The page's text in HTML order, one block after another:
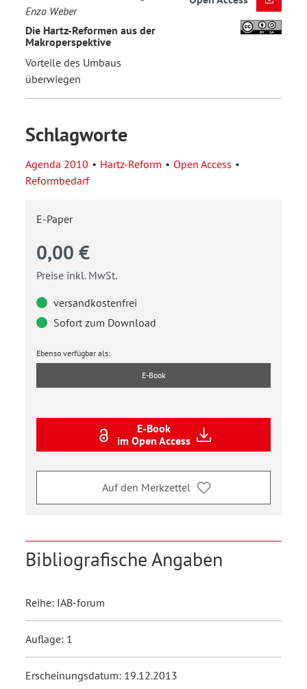
Enzo Weber
Die Hartz-Reformen aus der
Makroperspektive
Vorteile des Umbaus
überwiegen
Schlagworte
Agenda 2010 Hartz-Reform
Open Access
Reformbedarf
E-Paper
0,00 €
Preise inkl. MwSt.
versandkostenfrei
Sofort zum Download
Ebenso verfügbar als:
E-Book
E-Book
im Open Access
Auf den Merkzettel
Bibliografische Angaben
Reihe: IAB-forum
Auflage: 1
Erscheinungsdatum: 19.12.2013